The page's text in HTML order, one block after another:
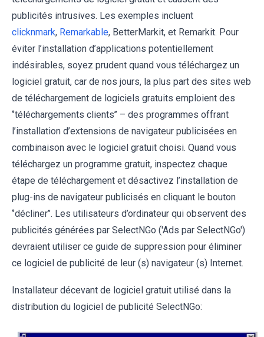
publicités intrusives. Les exemples incluent
clicknmark, Remarkable, BetterMarkit, et Remarkit. Pour
éviter l’installation d’applications potentiellement
indésirables, soyez prudent quand vous téléchargez un
logiciel gratuit, car de nos jours, la plus part des sites web
de téléchargement de logiciels gratuits emploient des
‘’téléchargements clients’’ – des programmes offrant
l’installation d’extensions de navigateur publicisées en
combinaison avec le logiciel gratuit choisi. Quand vous
téléchargez un programme gratuit, inspectez chaque
étape de téléchargement et désactivez l’installation de
plug-ins de navigateur publicisés en cliquant le bouton
‘’décliner’’. Les utilisateurs d’ordinateur qui observent des
publicités générées par SelectNGo ('Ads par SelectNGo')
devraient utiliser ce guide de suppression pour éliminer
ce logiciel de publicité de leur (s) navigateur (s) Internet.
Installateur décevant de logiciel gratuit utilisé dans la
distribution du logiciel de publicité SelectNGo: